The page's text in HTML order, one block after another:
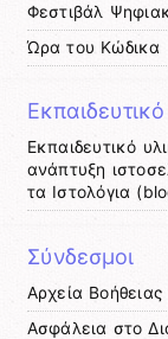
Φεστιβάλ
Ώρα του Κώδικα
Εκπαιδευτικό
ανάπτυξη
τα Ιστολόγια
Σύνδεσμοι
Αρχεία
Ασφάλεια στο